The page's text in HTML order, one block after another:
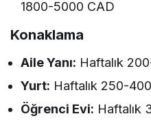
1800-5000 CAD
Konaklama
Aile Yanı: Haftalık
Yurt: Haftalık 250-
Öğrenci Evi: Haftalık